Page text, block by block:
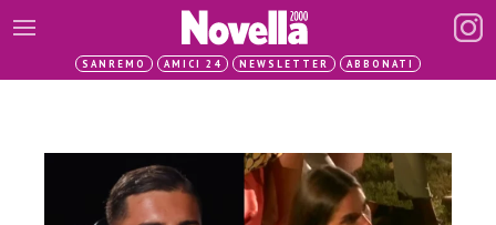
SANREMO AMICI 24 NEWSLETTER ABBONATI